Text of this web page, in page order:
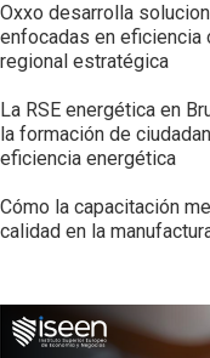
Oxxo desarrolla
enfocadas en eficiencia
regional estratégica
La RSE energética en
la formación de
eficiencia energética
Cómo la capacitación
calidad en la